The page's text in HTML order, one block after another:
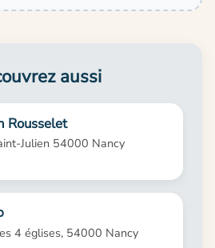
aussi
Rousselet
Julien 54000 Nancy
4 églises, 54000 Nancy